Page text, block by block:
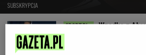
SUBSKRYPCJA
Wpadka z
szum. U Świątek